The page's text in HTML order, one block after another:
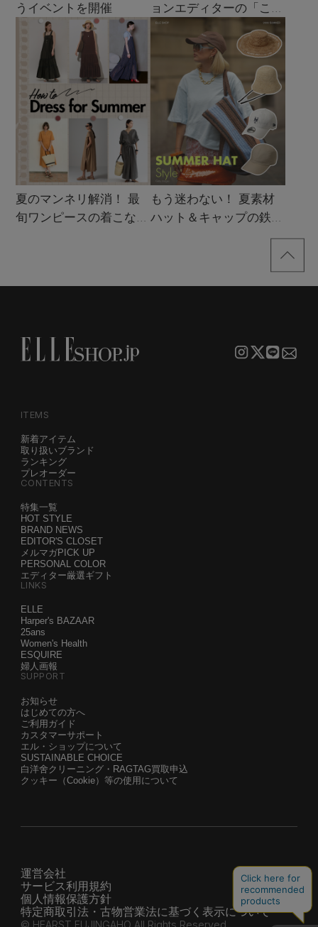
うイベントを開催
ョンエディターの「これ
買い！」リスト
夏のマンネリ解消！ 最
旬ワンピースの着こなし
もう迷わない！ 夏素材
ハット＆キャップの鉄板
ITEMS
新着アイテム
取り扱いブランド
ランキング
プレオーダー
CONTENTS
特集一覧
HOT STYLE
BRAND NEWS
EDITOR'S CLOSET
メルマガPICK UP
PERSONAL COLOR
エディター厳選ギフト
LINKS
ELLE
Harper's BAZAAR
25ans
Women's Health
ESQUIRE
婦人画報
SUPPORT
お知らせ
はじめての方へ
ご利用ガイド
カスタマーサポート
エル・ショップについて
SUSTAINABLE CHOICE
白洋舍クリーニング・RAGTAG買取申込
クッキー（Cookie）等の使用について
運営会社
サービス利用規約
個人情報保護方針
特定商取引法・古物営業法に基づく表示について